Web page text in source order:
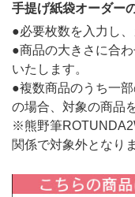
手提げ紙袋オーダー
●必要枚数を入力し
●商品の大きさに合
いたします。
●複数商品のうち一
の場合、対象の商品
※熊野筆
関係で対象外となり